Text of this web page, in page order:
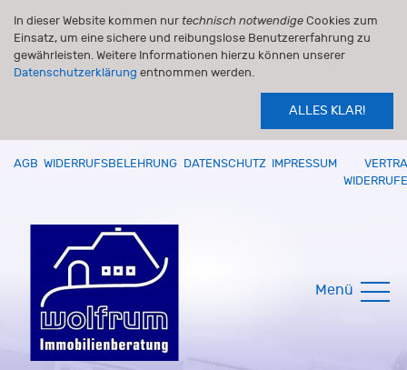
In dieser Website kommen nur technisch notwendige Cookies zum
Einsatz, um eine sichere und reibungslose Benutzererfahrung zu
gewährleisten. Weitere Informationen hierzu können unserer
Datenschutzerklärung entnommen werden.
ALLES KLAR!
AGB WIDERRUFSBELEHRUNG DATENSCHUTZ IMPRESSUM
Menü